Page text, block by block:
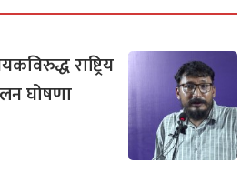
राष्ट्रिय
घोषणा